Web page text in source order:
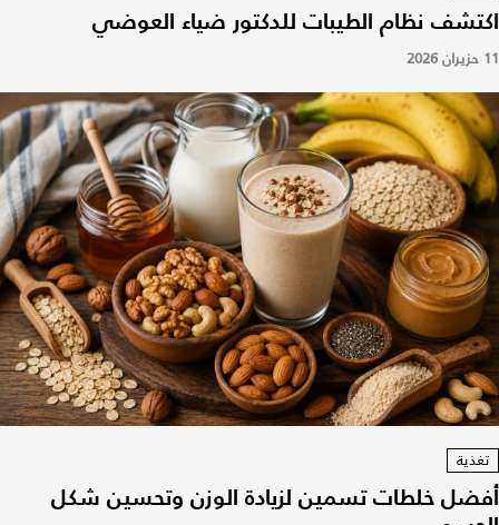
اكتشف نظام الطيبات للدكتور ضياء العوضي
11 حزيران 2026
تغذية
أفضل خلطات تسمين لزيادة الوزن وتحسين شكل